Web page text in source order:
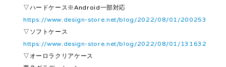
▽ハードケース※Android一部対応
https://www.design-store.net/blog/2022/08/01/200253
▽ソフトケース
https://www.design-store.net/blog/2022/08/01/131632
▽オーロラクリアケース